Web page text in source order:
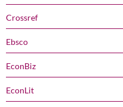
Crossref
Ebsco
EconBiz
EconLit